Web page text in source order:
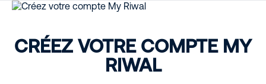
CRÉEZ VOTRE COMPTE MY
RIWAL